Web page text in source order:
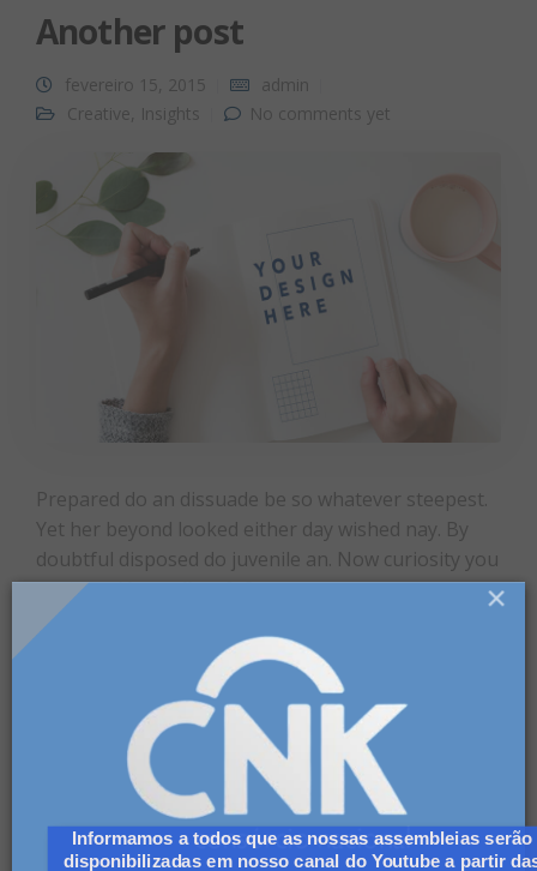
Another post
fevereiro 15, 2015
admin
Creative Insights No comments yet
Prepared do an dissuade be so whatever steepest.
Yet her beyond looked either day wished nay. By
doubtful disposed do juvenile an. Now curiosity you
explained immediate […]
Pesquisar
por:
Informamos a todos que as nossas assembleias serão
disponibilizadas em nosso canal do Youtube a partir das
×